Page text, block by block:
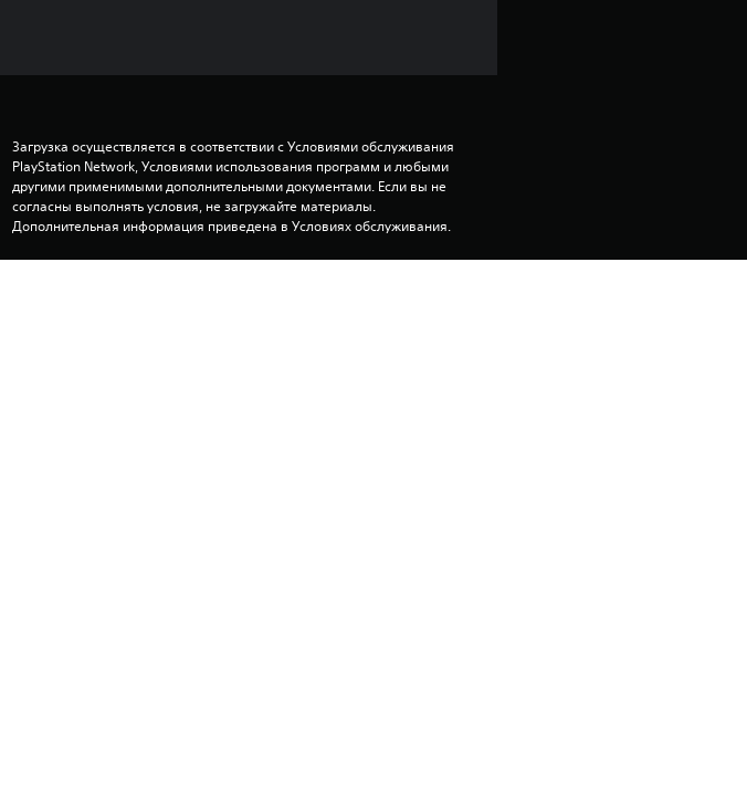
Загрузка осуществляется в соответствии с Условиями обслуживания
PlayStation Network, Условиями использования программ и любыми
другими применимыми дополнительными документами. Если вы не
согласны выполнять условия, не загружайте материалы.
Дополнительная информация приведена в Условиях обслуживания.
Вы можете загружать эти данные и играть в них на основной консоли